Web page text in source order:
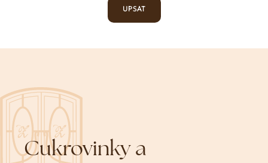
UPSAT
Cukrovinky a